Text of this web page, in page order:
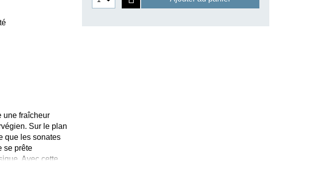
une fraîcheur
Sur le plan
que les sonates
se prête
Avec cette